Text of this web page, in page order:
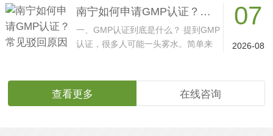
南宁如何申请GMP认证？常见驳回原因有哪些？
一、GMP认证到底是什么？ 提到GMP
认证，很多人可能一头雾水。简单来
07
2026-08
查看更多 在线咨询